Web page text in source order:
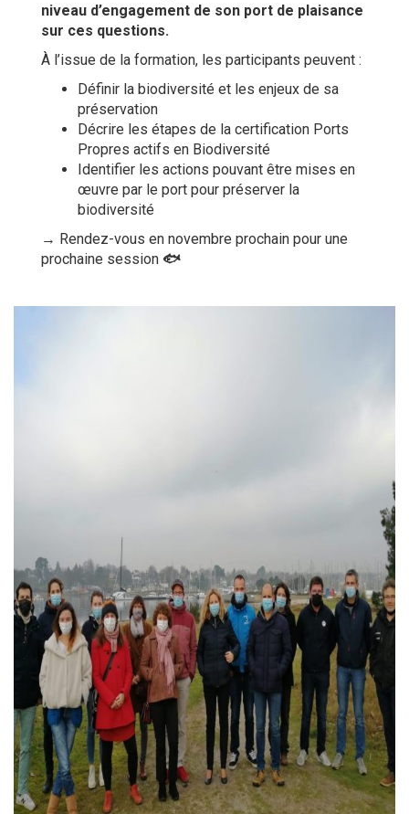
niveau d’engagement de son port de plaisance
sur ces questions.
À l’issue de la formation, les participants peuvent :
Définir la biodiversité et les enjeux de sa
préservation
Décrire les étapes de la certification Ports
Propres actifs en Biodiversité
Identifier les actions pouvant être mises en
œuvre par le port pour préserver la
biodiversité
→ Rendez-vous en novembre prochain pour une
prochaine session 🐟